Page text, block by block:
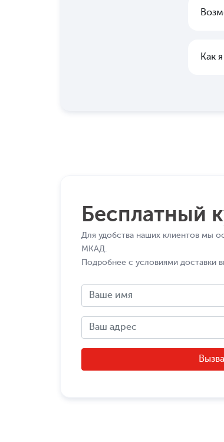
Как
Бесплатный
Для удобства наших клиентов мы
МКАД.
Подробнее с условиями доставки